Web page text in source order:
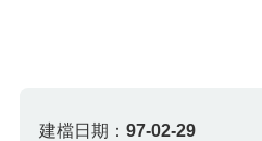
建檔日期：97-02-29